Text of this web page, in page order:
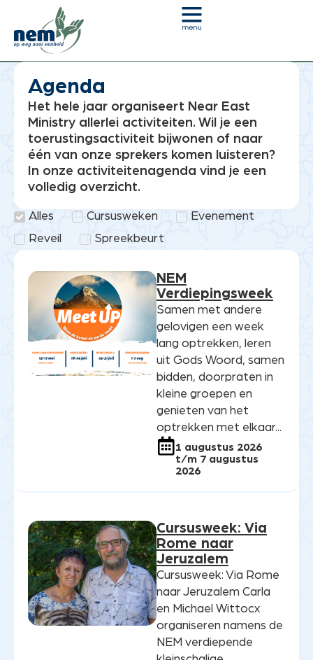
Je bent hier: Home
Agenda
Het hele jaar organiseert Near East
Ministry allerlei activiteiten. Wil je een
toerustingsactiviteit bijwonen of naar
één van onze sprekers komen luisteren?
In onze activiteitenagenda vind je een
volledig overzicht.
Alles Cursusweken
Evenement
Reveil
Spreekbeurt
NEM
Verdiepingsweek
Samen met andere
gelovigen een week
lang optrekken, leren
uit Gods Woord, samen
bidden, doorpraten in
kleine groepen en
genieten van het
optrekken met elkaar...
1 augustus 2026
t/m 7 augustus
2026
Cursusweek: Via
Rome naar
Jeruzalem
Cursusweek: Via Rome
naar Jeruzalem Carla
en Michael Wittocx
organiseren namens de
NEM verdiepende